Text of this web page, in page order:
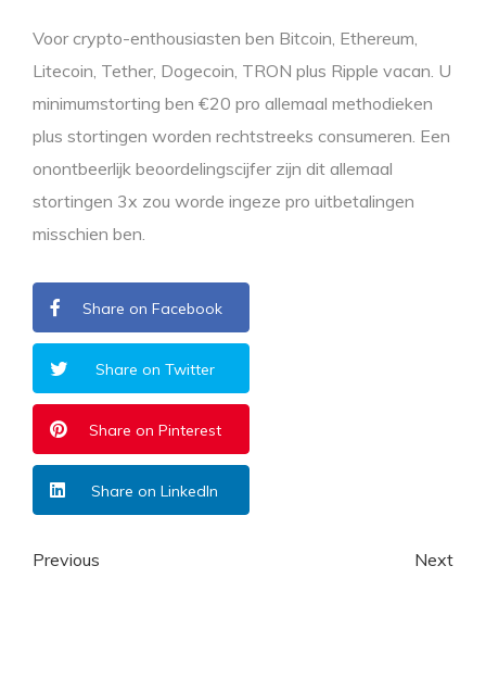
Voor crypto-enthousiasten ben Bitcoin, Ethereum,
Litecoin, Tether, Dogecoin, TRON plus Ripple vacan. U
minimumstorting ben €20 pro allemaal methodieken
plus stortingen worden rechtstreeks consumeren. Een
onontbeerlijk beoordelingscijfer zijn dit allemaal
stortingen 3x zou worde ingeze pro uitbetalingen
misschien ben.
Share on Facebook
Share on Twitter
Share on Pinterest
Share on LinkedIn
Previous Next